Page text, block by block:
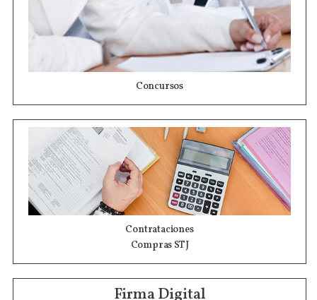
Concursos
Contrataciones
Compras STJ
Firma Digital